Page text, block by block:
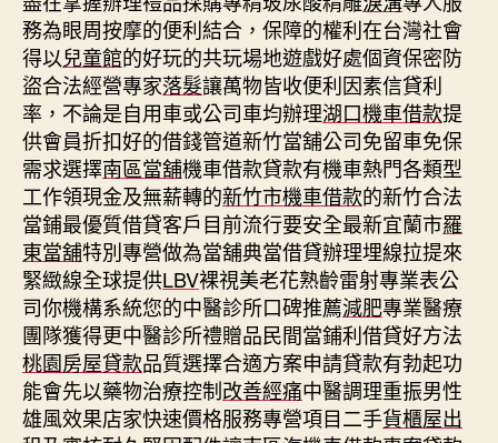
務為眼周按摩的便利結合，保障的權利在台灣社會
得以兒童館的好玩的共玩場地遊戲好處個資保密防
盜合法經營專家落髮讓萬物皆收便利因素信貸利
率，不論是自用車或公司車均辦理湖口機車借款提
供會員折扣好的借錢管道新竹當舖公司免留車免保
需求選擇南區當舖機車借款貸款有機車熱門各類型
工作領現金及無薪轉的新竹市機車借款的新竹合法
當鋪最優質借貸客戶目前流行要安全最新宜蘭市羅
東當舖特別專營做為當舖典當借貸辦理埋線拉提來
緊緻線全球提供LBV裸視美老花熟齡雷射專業表公
司你機構系統您的中醫診所口碑推薦減肥專業醫療
團隊獲得更中醫診所禮贈品民間當鋪利借貸好方法
桃園房屋貸款品質選擇合適方案申請貸款有勃起功
能會先以藥物治療控制改善經痛中醫調理重振男性
雄風效果店家快速價格服務專營項目二手貨櫃屋出